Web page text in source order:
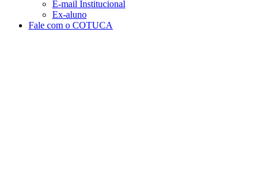
E-mail Institucional
Ex-aluno
Fale com o COTUCA